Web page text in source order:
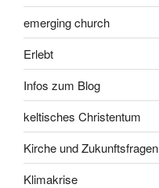
emerging church
Erlebt
Infos zum Blog
keltisches Christentum
Kirche und Zukunftsfragen
Klimakrise